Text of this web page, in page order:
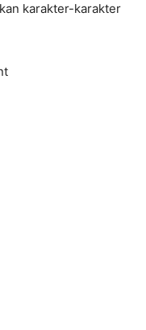
karakter-karakter